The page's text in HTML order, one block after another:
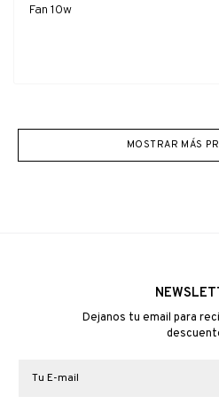
Fan 10w
MOSTRAR MÁS
Dejanos tu email para